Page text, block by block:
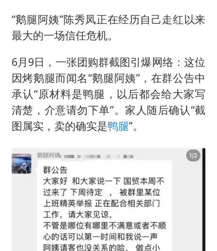
“老头乐”悬挂“蒙H好几个8”上路
中方公布5项对美反制措施
男子出狱前8天被改判死缓
13岁少年白天写作业晚上夜市炒粉
华为新款折叠屏电脑24999元起
坚持党全面领导和党中央集中统一领导
“鹅腿阿姨”陈秀凤正在经历自己走红以来
最大的一场信任危机。
6月9日，一张团购群截图引爆网络：这位
因烤鹅腿而闻名“鹅腿阿姨”，在群公告中
承认“原材料是鸭腿，以后都会给大家写
清楚，介意请勿下单”。家人随后确认“截
图属实，卖的确实是鸭腿”。